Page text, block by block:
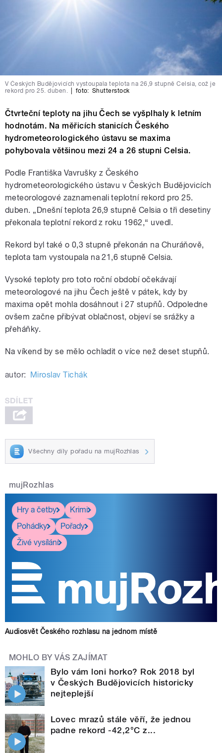
V Českých Budějovicích vystoupala teplota na 26,9 stupně Celsia, což je
rekord pro 25. duben.
foto: Shutterstock
Čtvrteční teploty na jihu Čech se vyšplhaly k letním
hodnotám. Na měřicích stanicích Českého
hydrometeorologického ústavu se maxima
pohybovala většinou mezi 24 a 26 stupni Celsia.
Podle Františka Vavrušky z Českého
hydrometeorologického ústavu v Českých Budějovicích
meteorologové zaznamenali teplotní rekord pro 25.
duben. „Dnešní teplota 26,9 stupně Celsia o tři desetiny
překonala teplotní rekord z roku 1962,“ uvedl.
Rekord byl také o 0,3 stupně překonán na Churáňově,
teplota tam vystoupala na 21,6 stupně Celsia.
Vysoké teploty pro toto roční období očekávají
meteorologové na jihu Čech ještě v pátek, kdy by
maxima opět mohla dosáhnout i 27 stupňů. Odpoledne
ovšem začne přibývat oblačnost, objeví se srážky a
přeháňky.
Na víkend by se mělo ochladit o více než deset stupňů.
autor: Miroslav Tichák
Všechny díly pořadu na mujRozhlas
mujRozhlas
Hry a četby
Krimi
Pohádky
Pořady
Živé vysílání
Audiosvět Českého rozhlasu na jednom místě
MOHLO BY VÁS ZAJÍMAT
Bylo vám loni horko? Rok 2018 byl
v Českých Budějovicích historicky
nejteplejší
Lovec mrazů stále věří, že jednou
padne rekord -42,2°C z...